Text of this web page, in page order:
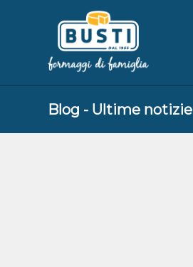
Blog - Ultime notizie